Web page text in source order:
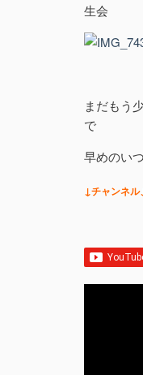
生会
まだもう
で
早めのい
↓チャンネ